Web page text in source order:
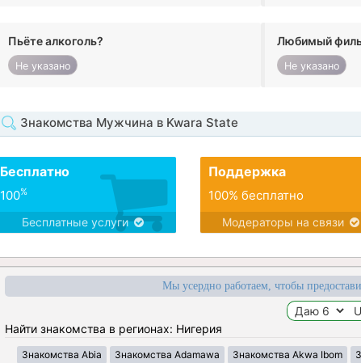
Пьёте алкоголь?
Не указано
Любимый
Не указано
Знакомства Мужчина в Kwara State
Бесплатно
100%
Бесплатные услуги
Поддержка
100% бесплатно
Модераторы на связи
Мы усердно работаем, чтобы
Найти знакомства в регионах: Нигерия
Знакомства Abia Знакомства Adamawa Знакомства Akwa Ibom